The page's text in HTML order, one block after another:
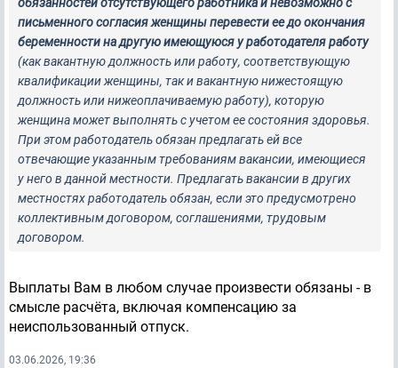
письменного согласия женщины перевести ее до окончания
беременности на другую имеющуюся у работодателя работу
(как вакантную должность или работу, соответствующую
квалификации женщины, так и вакантную нижестоящую
должность или нижеоплачиваемую работу), которую
женщина может выполнять с учетом ее состояния здоровья.
При этом работодатель обязан предлагать ей все
отвечающие указанным требованиям вакансии, имеющиеся
у него в данной местности. Предлагать вакансии в других
местностях работодатель обязан, если это предусмотрено
коллективным договором, соглашениями, трудовым
договором.
Выплаты Вам в любом случае произвести обязаны - в
смысле расчёта, включая компенсацию за
неиспользованный отпуск.
03.06.2026, 19:36